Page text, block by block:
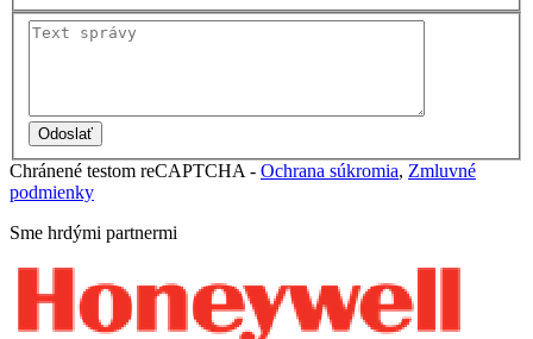
Chránené testom reCAPTCHA - Ochrana súkromia, Zmluvné
podmienky
Sme hrdými partnermi